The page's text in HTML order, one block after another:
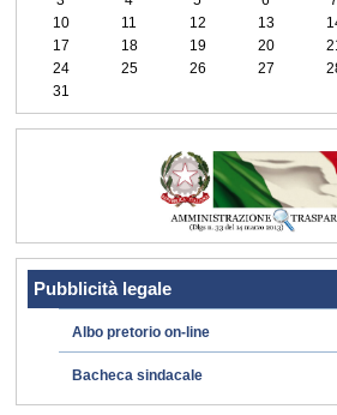
10
11 12 13
17
18 19 20
24
25 26 27
31
Pubblicità legale
Albo pretorio on-line
Bacheca sindacale